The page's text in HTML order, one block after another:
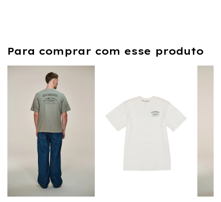
Para comprar com esse produto